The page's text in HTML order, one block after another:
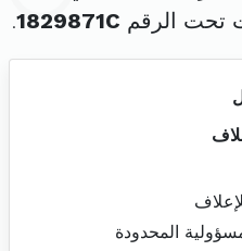
تحت الرقم 1829871C
.
المحدودة